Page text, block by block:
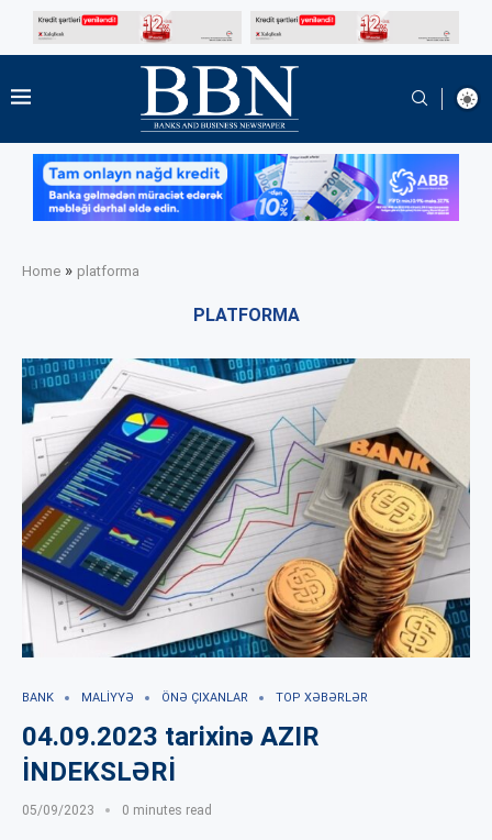
Home » platforma
PLATFORMA
BANK MALIYYƏ ÖNƏ ÇIXANLAR TOP XƏBƏRLƏR
04.09.2023 tarixinə AZIR
İNDEKSLƏRİ
05/09/2023 0 minutes read